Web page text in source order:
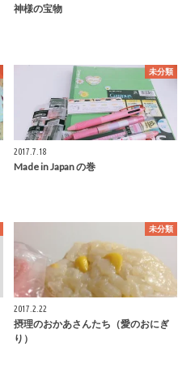
神様の宝物
未分類
2017.7.18
Made in Japan の巻
未分類
2017.2.22
摂理のおかあさんたち（愛のおにぎ
り）